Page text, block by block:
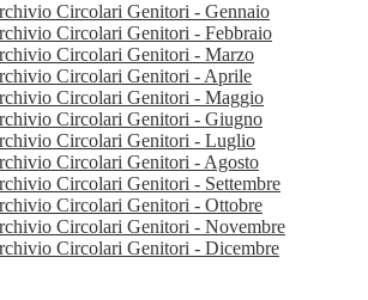
Circolari Genitori - Gennaio
Circolari Genitori - Febbraio
Circolari Genitori - Marzo
Circolari Genitori - Aprile
Circolari Genitori - Maggio
Circolari Genitori - Giugno
Circolari Genitori - Luglio
Circolari Genitori - Agosto
Circolari Genitori - Settembre
Circolari Genitori - Ottobre
Circolari Genitori - Novembre
Circolari Genitori - Dicembre